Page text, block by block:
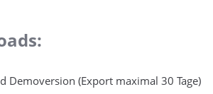
Demoversion (Export maximal 30 Tage)